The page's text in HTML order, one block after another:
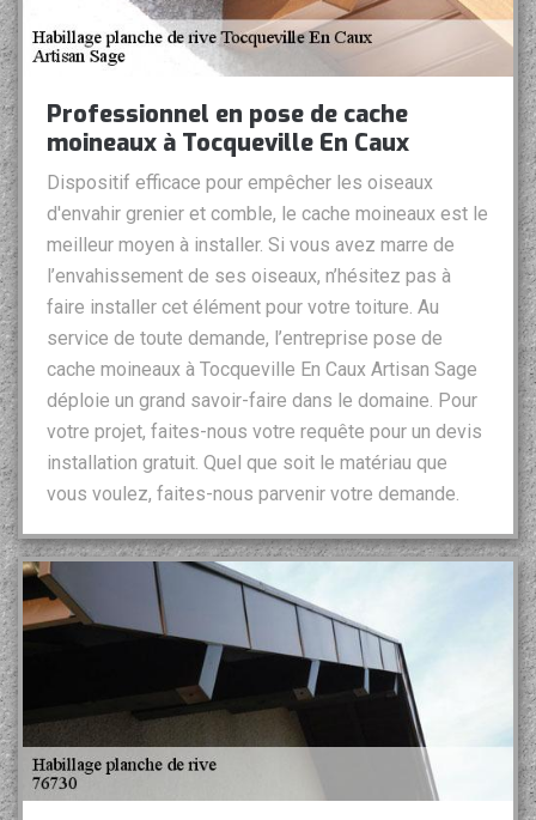
Professionnel en pose de cache
moineaux à Tocqueville En Caux
Dispositif efficace pour empêcher les oiseaux
d'envahir grenier et comble, le cache moineaux est le
meilleur moyen à installer. Si vous avez marre de
l’envahissement de ses oiseaux, n’hésitez pas à
faire installer cet élément pour votre toiture. Au
service de toute demande, l’entreprise pose de
cache moineaux à Tocqueville En Caux Artisan Sage
déploie un grand savoir-faire dans le domaine. Pour
votre projet, faites-nous votre requête pour un devis
installation gratuit. Quel que soit le matériau que
vous voulez, faites-nous parvenir votre demande.